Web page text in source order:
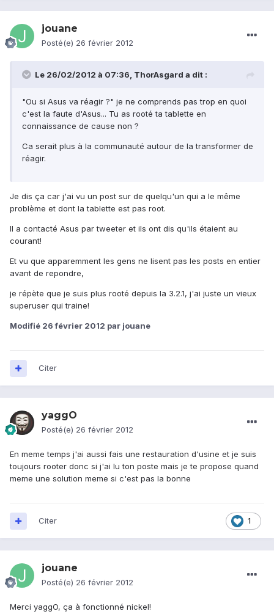
jouane
Posté(e) 26 février 2012
Le 26/02/2012 à 07:36, ThorAsgard a dit :
"Ou si Asus va réagir ?" je ne comprends pas trop en quoi
c'est la faute d'Asus... Tu as rooté ta tablette en
connaissance de cause non ?
Ca serait plus à la communauté autour de la transformer de
réagir.
Je dis ça car j'ai vu un post sur de quelqu'un qui a le même
problème et dont la tablette est pas root.
Il a contacté Asus par tweeter et ils ont dis qu'ils étaient au
courant!
Et vu que apparemment les gens ne lisent pas les posts en entier
avant de repondre,
je répète que je suis plus rooté depuis la 3.2.1, j'ai juste un vieux
superuser qui traine!
Modifié 26 février 2012 par jouane
Citer
yaggO
Posté(e) 26 février 2012
En meme temps j'ai aussi fais une restauration d'usine et je suis
toujours rooter donc si j'ai lu ton poste mais je te propose quand
meme une solution meme si c'est pas la bonne
1
Citer
jouane
Posté(e) 26 février 2012
Merci yaggO, ça à fonctionné nickel!